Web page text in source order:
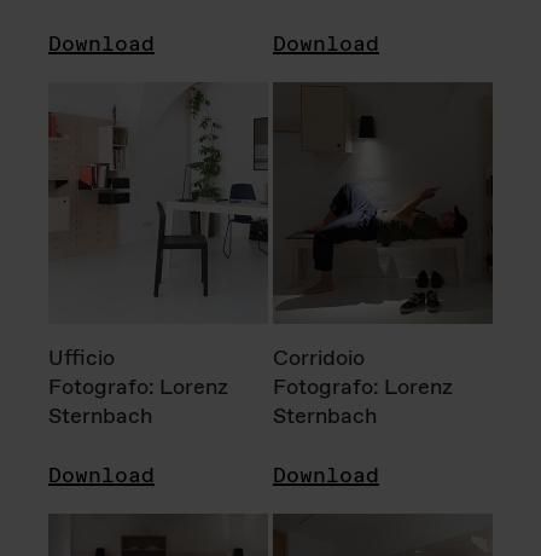
Download Download
Ufficio
Fotografo: Lorenz
Sternbach
Download
Corridoio
Fotografo: Lorenz
Sternbach
Download